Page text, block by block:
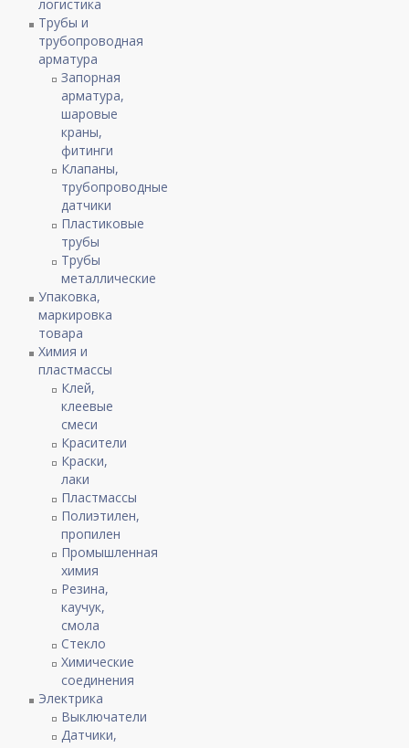
логистика
Трубы и
трубопроводная
арматура
Запорная
арматура,
шаровые
краны,
фитинги
Клапаны,
трубопроводные
датчики
Пластиковые
трубы
Трубы
металлические
Упаковка,
маркировка
товара
Химия и
пластмассы
Клей,
клеевые
смеси
Красители
Краски,
лаки
Пластмассы
Полиэтилен,
пропилен
Промышленная
химия
Резина,
каучук,
смола
Стекло
Химические
соединения
Электрика
Выключатели
Датчики,